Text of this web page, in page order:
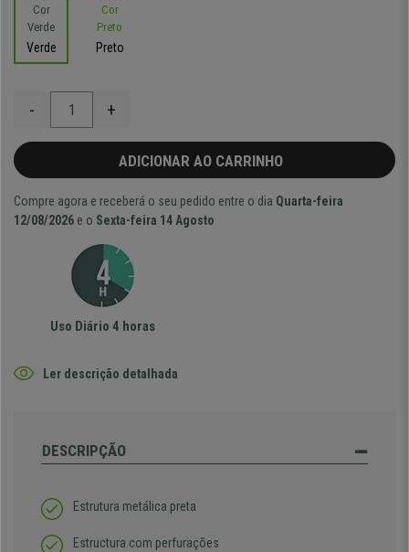
Verde Preto
- +
ADICIONAR AO CARRINHO
Compre agora e receberá o seu pedido entre o dia Quarta-feira
12/08/2026 e o Sexta-feira 14 Agosto
Uso Diário 4 horas
Ler descrição detalhada
DESCRIPÇÃO
Estrutura metálica preta
Estructura com perfurações